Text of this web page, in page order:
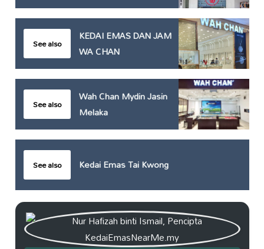
See also
KEDAI EMAS DAN JAM
WA CHAN
See also
Wah Chan Mydin Jasin
Melaka
See also Kedai Emas Tai Kwong